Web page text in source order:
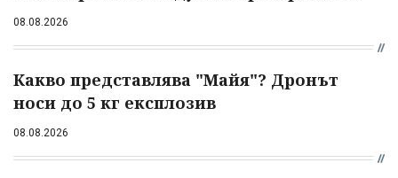
08.08.2026
Какво представлява "Майя"? Дронът
носи до 5 кг експлозив
08.08.2026